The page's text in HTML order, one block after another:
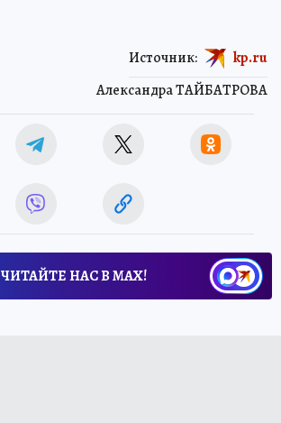
Александра ТАЙБАТРОВА
Источник: kp.ru
ЧИТАЙТЕ НАС В МАХ!